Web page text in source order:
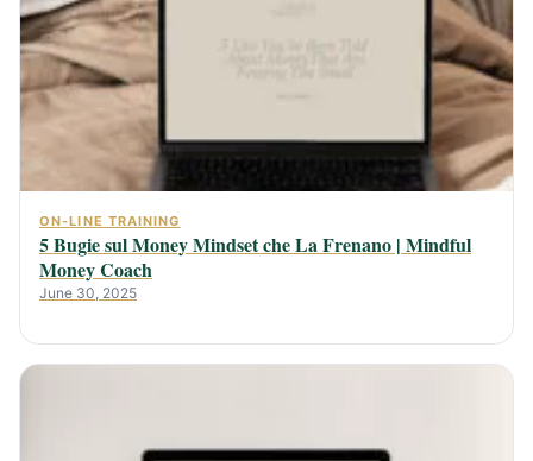
ON-LINE TRAINING
5 Bugie sul Money Mindset che La Frenano | Mindful
Money Coach
June 30, 2025